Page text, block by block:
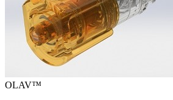
OLAV™